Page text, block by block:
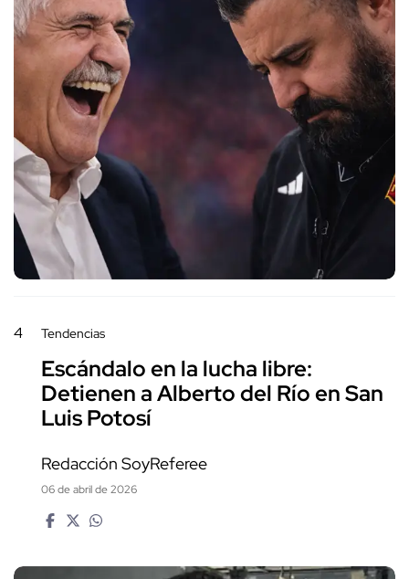
4 Tendencias
Escándalo en la lucha libre:
Detienen a Alberto del Río en San
Luis Potosí
Redacción SoyReferee
06 de abril de 2026